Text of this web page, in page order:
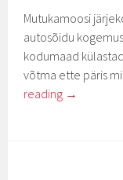
Mutukamoosi
autosõidu
kodumaad
võtma ette päris
reading →